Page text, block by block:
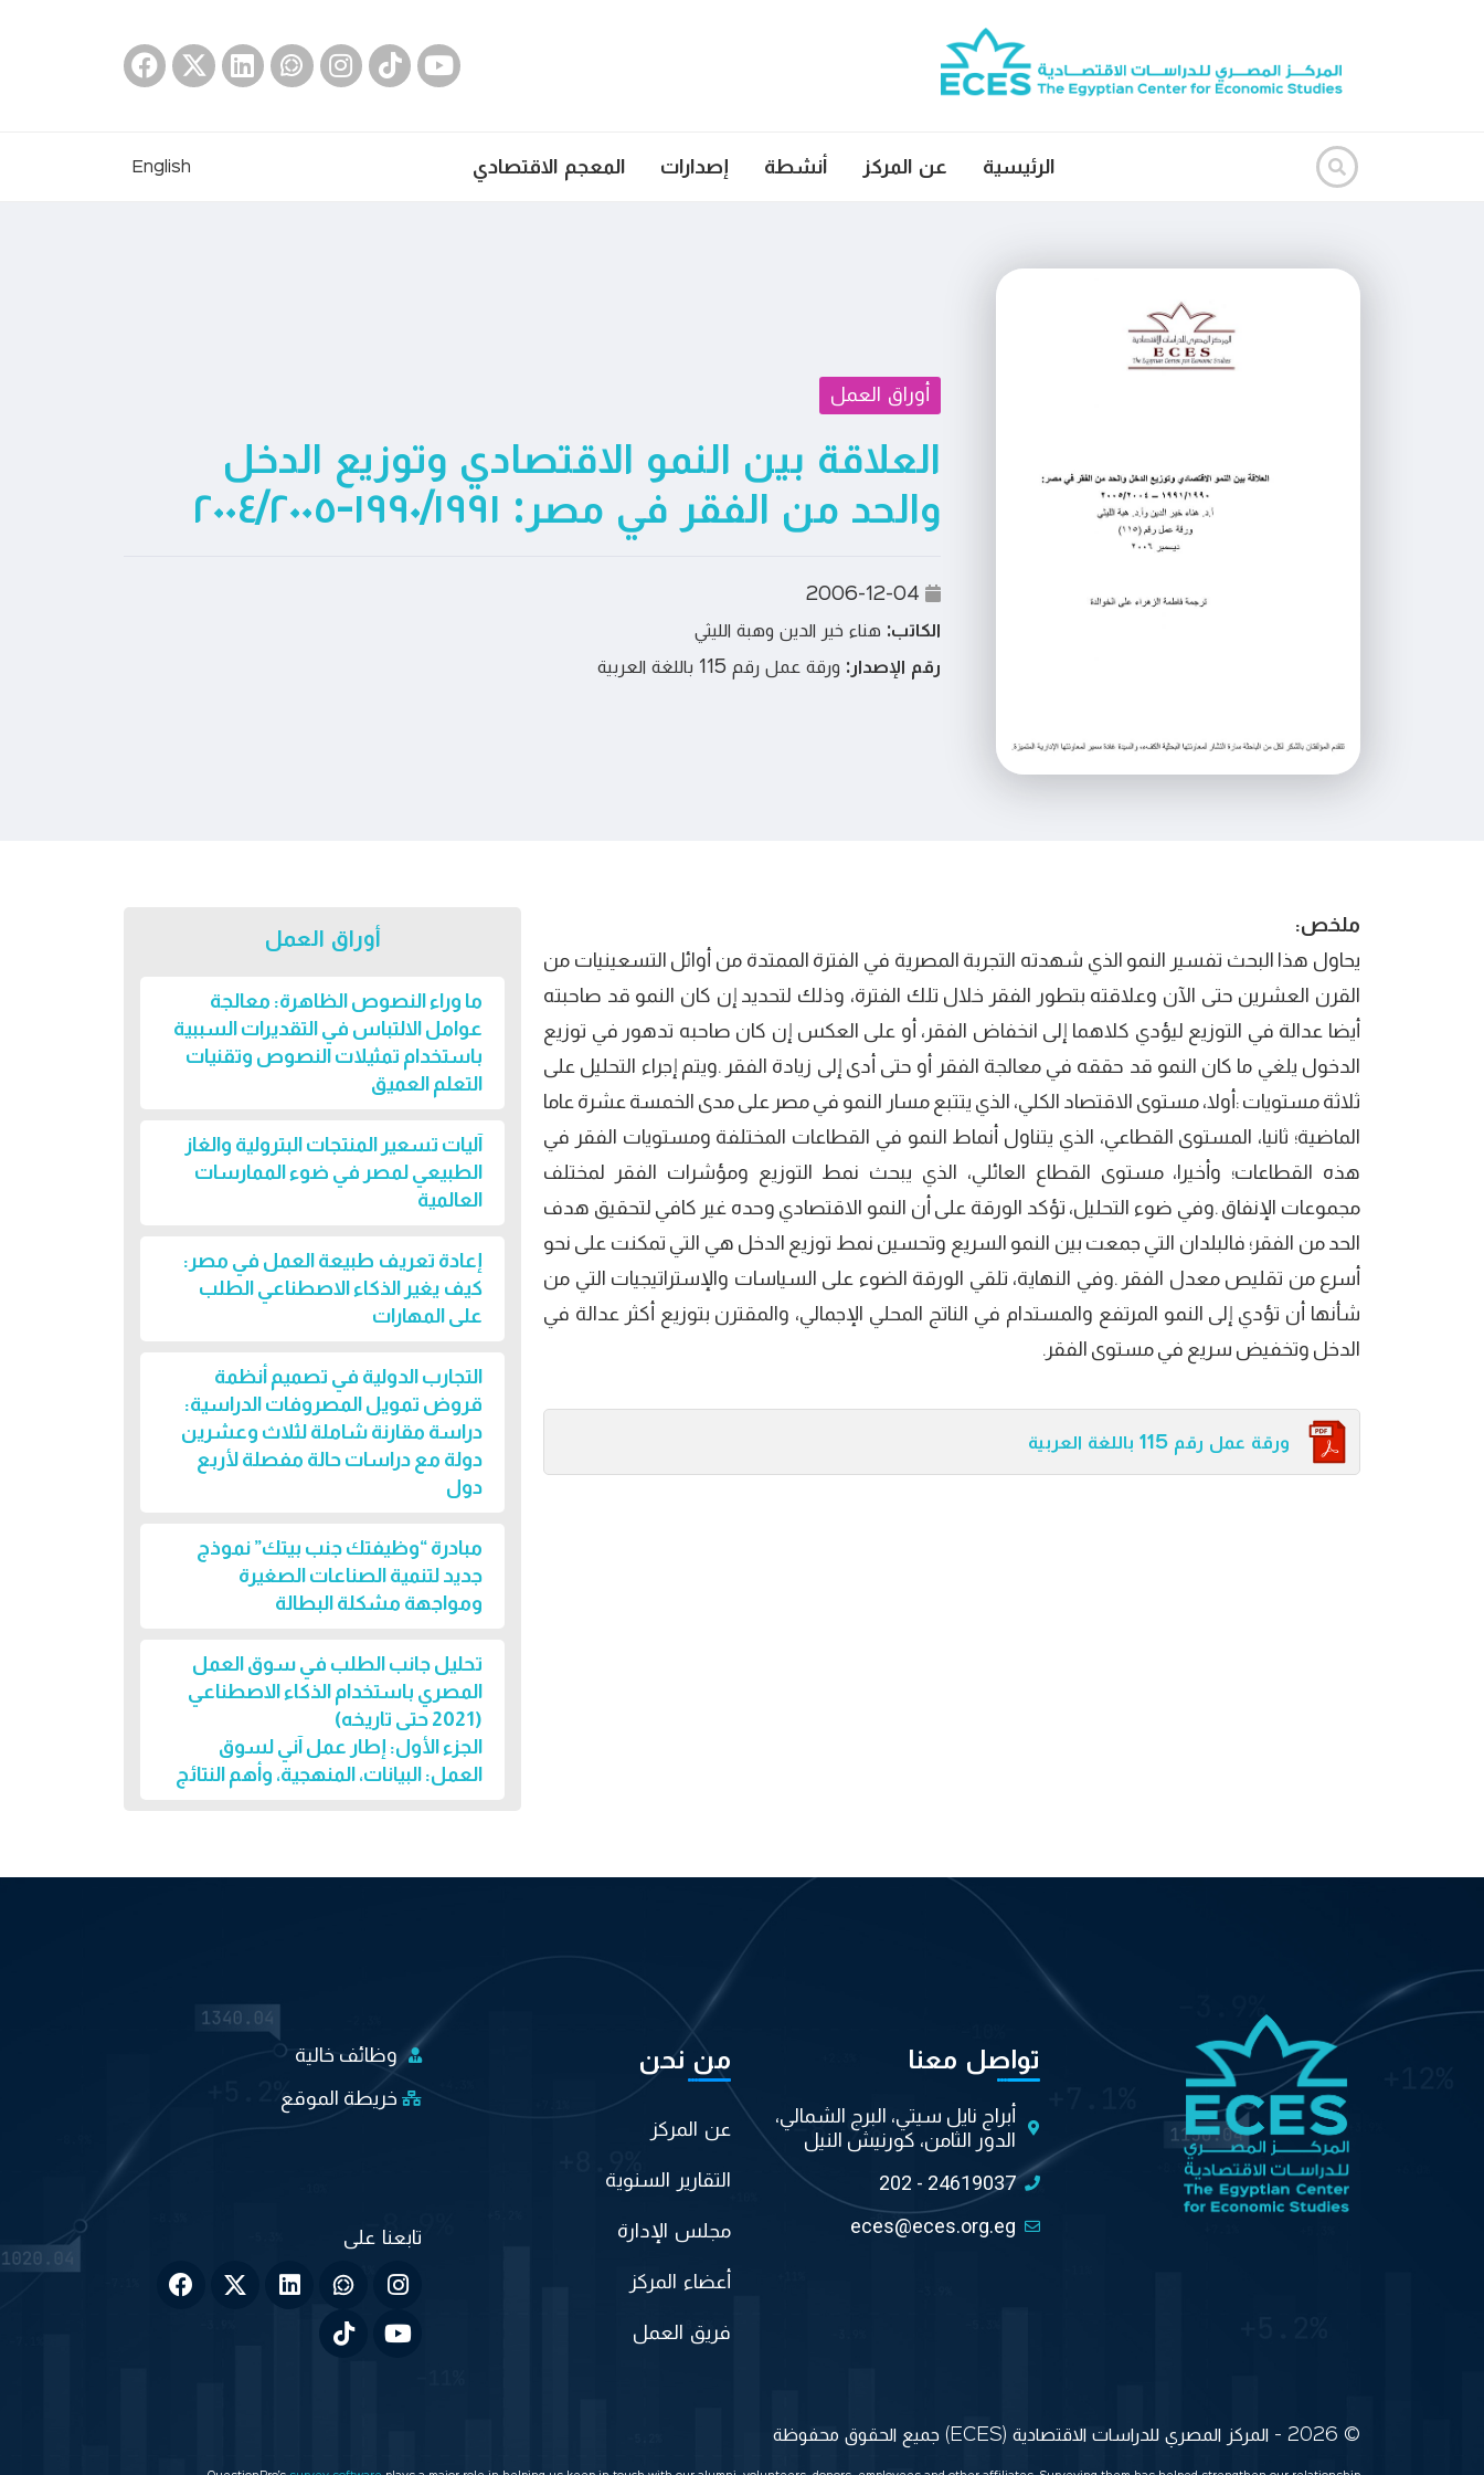
الرئيسية عن المركز أنشطة إصدارات المعجم الاقتصادي English
أوراق العمل
العلاقة بين النمو الاقتصادي وتوزيع الدخل
والحد من الفقر في مصر: ١٩٩٠/١٩٩١-٢٠٠٤/٢٠٠٥
2006-12-04
الكاتب: هناء خير الدين وهبة الليثي
رقم الإصدار: ورقة عمل رقم 115 باللغة العربية
ملخص:
يحاول ھذا البحث تفسير النمو الذي شھدته التجربة المصرية في الفترة الممتدة من أوائل التسعينيات من
القرن العشرين حتى الآن وعلاقته بتطور الفقر خلال تلك الفترة، وذلك لتحديد إن كان النمو قد صاحبته
أيضا عدالة في التوزيع ليؤدي كلاھما إلى انخفاض الفقر، أو على العكس إن كان صاحبه تدھور في توزيع
الدخول يلغي ما كان النمو قد حققه في معالجة الفقر أو حتى أدى إلى زيادة الفقر .ويتم إجراء التحليل على
ثلاثة مستويات :أولا، مستوى الاقتصاد الكلي، الذي يتتبع مسار النمو في مصر على مدى الخمسة عشرة عاما
الماضية؛ ثانيا، المستوى القطاعي، الذي يتناول أنماط النمو في القطاعات المختلفة ومستويات الفقر في
ھذه القطاعات؛ وأخيرا، مستوى القطاع العائلي، الذي يبحث نمط التوزيع ومؤشرات الفقر لمختلف
مجموعات الإنفاق .وفي ضوء التحليل، تؤكد الورقة على أن النمو الاقتصادي وحده غير كافي لتحقيق ھدف
الحد من الفقر؛ فالبلدان التي جمعت بين النمو السريع وتحسين نمط توزيع الدخل ھي التي تمكنت على نحو
أسرع من تقليص معدل الفقر .وفي النھاية، تلقي الورقة الضوء على السياسات والإستراتيجيات التي من
شأنھا أن تؤدي إلى النمو المرتفع والمستدام في الناتج المحلي الإجمالي، والمقترن بتوزيع أكثر عدالة في
الدخل وتخفيض سريع في مستوى الفقر.
ورقة عمل رقم 115 باللغة العربية
أوراق العمل
ما وراء النصوص الظاهرة: معالجة
عوامل الالتباس في التقديرات السببية
باستخدام تمثيلات النصوص وتقنيات
التعلم العميق
آليات تسعير المنتجات البترولية والغاز
الطبيعي لمصر في ضوء الممارسات
العالمية
إعادة تعريف طبيعة العمل في مصر:
كيف يغير الذكاء الاصطناعي الطلب
على المهارات
التجارب الدولية في تصميم أنظمة
قروض تمويل المصروفات الدراسية:
دراسة مقارنة شاملة لثلاث وعشرين
دولة مع دراسات حالة مفصلة لأربع
دول
مبادرة “وظيفتك جنب بيتك” نموذج
جديد لتنمية الصناعات الصغيرة
ومواجهة مشكلة البطالة
تحليل جانب الطلب في سوق العمل
المصري باستخدام الذكاء الاصطناعي
(2021 حتى تاريخه)
الجزء الأول: إطار عمل آني لسوق
العمل: البيانات، المنهجية، وأهم النتائج
تواصل معنا
أبراج نايل سيتي، البرج الشمالي،
الدور الثامن، كورنيش النيل
202 - 24619037
eces@eces.org.eg
من نحن
عن المركز
التقارير السنوية
مجلس الإدارة
أعضاء المركز
فريق العمل
وظائف خالية
خريطة الموقع
© 2026 - المركز المصري للدراسات الاقتصادية (ECES) جميع الحقوق محفوظة